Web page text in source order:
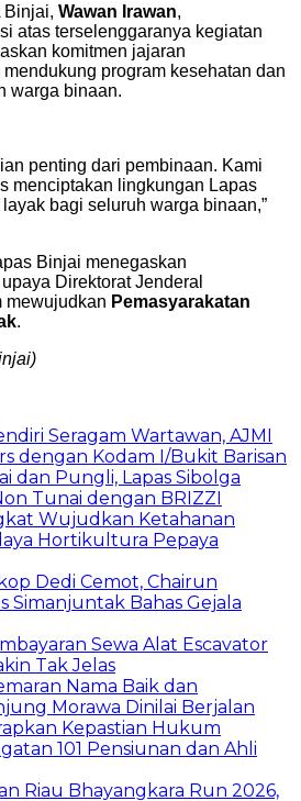
Binjai, Wawan Irawan,
atas terselenggaranya kegiatan
komitmen jajaran
program kesehatan dan
warga binaan.
penting dari pembinaan. Kami
menciptakan lingkungan Lapas
bagi seluruh warga binaan,”
Binjai menegaskan
Direktorat Jenderal
mewujudkan Pemasyarakatan
.
Seragam Wartawan, AJMI
dengan Kodam I/Bukit Barisan
dan Pungli, Lapas Sibolga
Tunai dengan BRIZZI
Wujudkan Ketahanan
Hortikultura Pepaya
Dedi Cemot, Chairun
Simanjuntak Bahas Gejala
Sewa Alat Escavator
Tak Jelas
Nama Baik dan
Morawa Dinilai Berjalan
Kepastian Hukum
101 Pensiunan dan Ahli
Riau Bhayangkara Run 2026,